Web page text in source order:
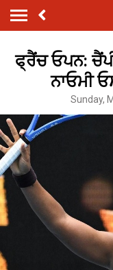
ਫ੍ਰੈਂਚ ਓਪਨ:
ਨਾਓਮੀ
Sunday,